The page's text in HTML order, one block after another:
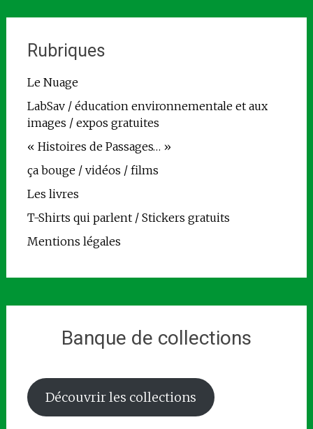
Rubriques
Le Nuage
LabSav / éducation environnementale et aux
images / expos gratuites
« Histoires de Passages… »
ça bouge / vidéos / films
Les livres
T-Shirts qui parlent / Stickers gratuits
Mentions légales
Banque de collections
Découvrir les collections